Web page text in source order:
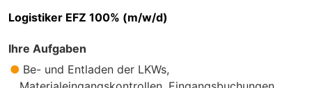
Logistiker EFZ 100% (m/w/d)
Ihre Aufgaben
Be- und Entladen der LKWs,